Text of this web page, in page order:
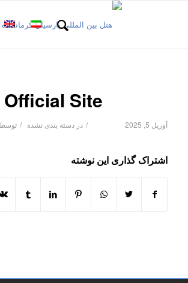
Official Site
آوریل 5, 2025 / در دسته بندی نشده / توسط
اشتراک گذاری این نوشته